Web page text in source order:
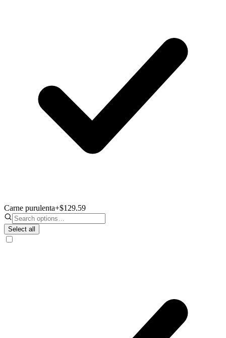
Carne purulenta+$129.59
Select all